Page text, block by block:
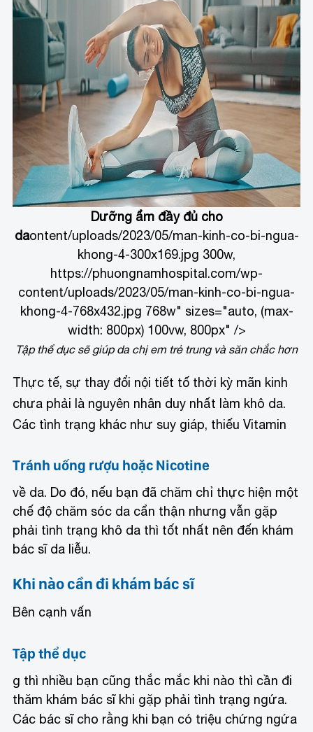
Dưỡng ẩm đầy đủ cho
daontent/uploads/2023/05/man-kinh-co-bi-ngua-
khong-4-300x169.jpg 300w,
https://phuongnamhospital.com/wp-
content/uploads/2023/05/man-kinh-co-bi-ngua-
khong-4-768x432.jpg 768w" sizes="auto, (max-
width: 800px) 100vw, 800px" />
Tập thể dục sẽ giúp da chị em trẻ trung và săn chắc hơn
Thực tế, sự thay đổi nội tiết tố thời kỳ mãn kinh
chưa phải là nguyên nhân duy nhất làm khô da.
Các tình trạng khác như suy giáp, thiếu Vitamin
Tránh uống rượu hoặc Nicotine
về da. Do đó, nếu bạn đã chăm chỉ thực hiện một
chế độ chăm sóc da cẩn thận nhưng vẫn gặp
phải tình trạng khô da thì tốt nhất nên đến khám
bác sĩ da liễu.
Khi nào cần đi khám bác sĩ
Bên cạnh vấn
Tập thể dục
g thì nhiều bạn cũng thắc mắc khi nào thì cần đi
thăm khám bác sĩ khi gặp phải tình trạng ngứa.
Các bác sĩ cho rằng khi bạn có triệu chứng ngứa